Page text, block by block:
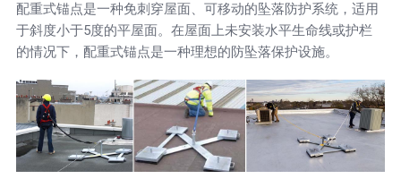
配重式锚点是一种免刺穿屋面、可移动的坠落防护系统，适用
于斜度小于5度的平屋面。在屋面上未安装水平生命线或护栏
的情况下，配重式锚点是一种理想的防坠落保护设施。